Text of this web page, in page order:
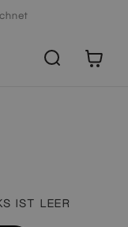
IST LEER